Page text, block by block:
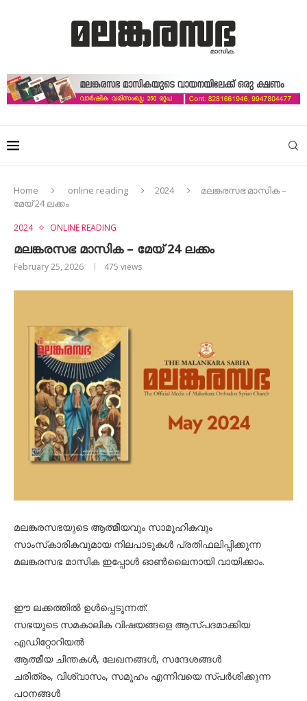
Home online reading 2024
മലങ്കരസഭ മാസിക –
മേയ് 24 ലക്കം
2024 ONLINE READING
മലങ്കരസഭ മാസിക – മേയ് 24 ലക്കം
February 25, 2026 475 views
മലങ്കരസഭയുടെ ആത്മീയവും സാമൂഹികവും
സാംസ്‌കാരികവുമായ നിലപാടുകൾ പ്രതിഫലിപ്പിക്കുന്ന
മലങ്കരസഭ മാസിക ഇപ്പോൾ ഓൺലൈനായി വായിക്കാം.
ഈ ലക്കത്തിൽ ഉൾപ്പെടുന്നത്:
സഭയുടെ സമകാലിക വിഷയങ്ങളെ ആസ്പദമാക്കിയ
എഡിറ്റോറിയൽ
ആത്മീയ ചിന്തകൾ, ലേഖനങ്ങൾ, സന്ദേശങ്ങൾ
ചരിത്രം, വിശ്വാസം, സമൂഹം എന്നിവയെ സ്പർശിക്കുന്ന
പഠനങ്ങൾ